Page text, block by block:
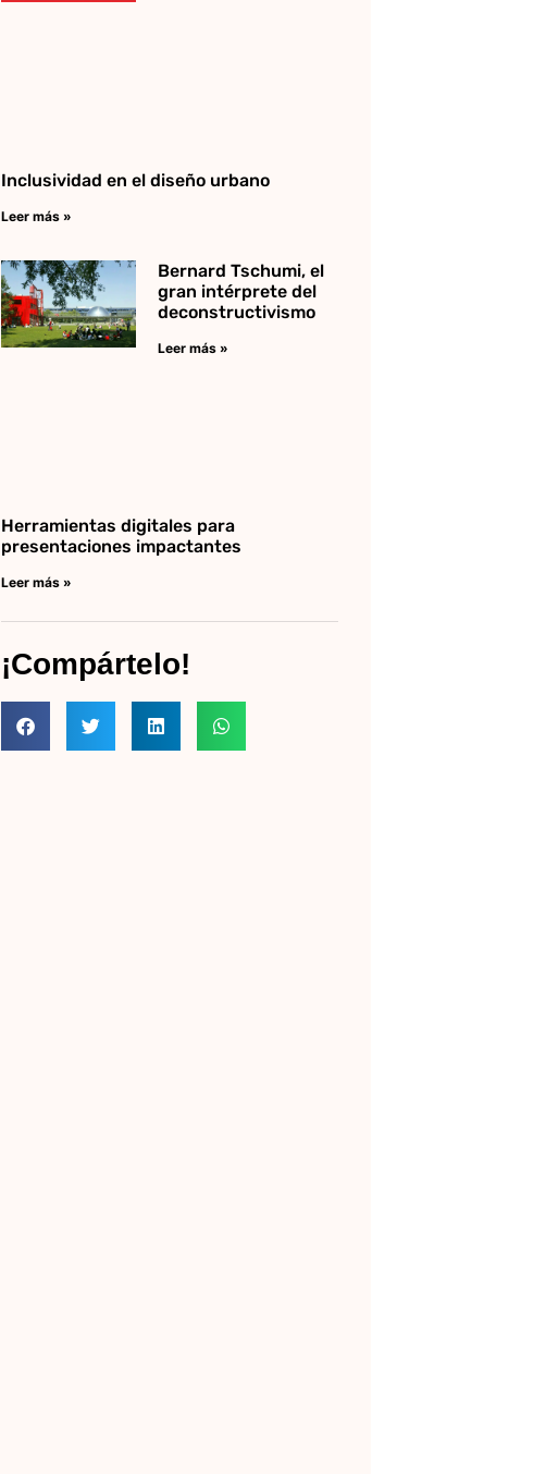
Inclusividad en el diseño urbano
Leer más »
Bernard Tschumi, el
gran intérprete del
deconstructivismo
Leer más »
Herramientas digitales para
presentaciones impactantes
Leer más »
¡Compártelo!